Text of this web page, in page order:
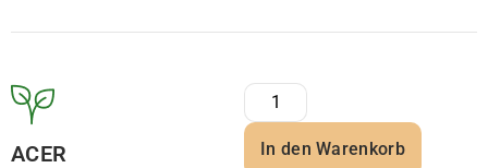
ACER
In den Warenkorb